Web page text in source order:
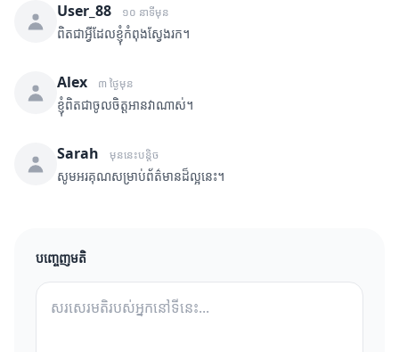
User_88 ១០ នាទីមុន
ពិតជាអ្វីដែលខ្ញុំកំពុងស្វែងរក។
Alex ៣ ថ្ងៃមុន
ខ្ញុំពិតជាចូលចិត្តអានវាណាស់។
Sarah មុននេះបន្តិច
សូមអរគុណសម្រាប់ព័ត៌មានដ៏ល្អនេះ។
បញ្ចេញមតិ